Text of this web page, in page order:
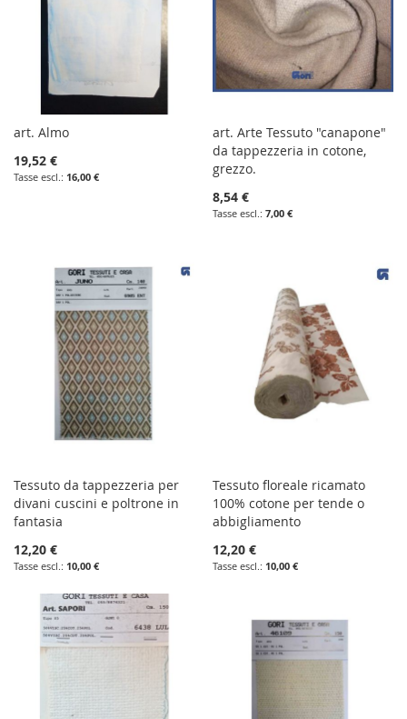
art. Almo
19,52 €
16,00 €
art. Arte Tessuto "canapone"
da tappezzeria in cotone,
grezzo.
8,54 €
7,00 €
Tessuto da tappezzeria per
divani cuscini e poltrone in
fantasia
12,20 €
10,00 €
Tessuto floreale ricamato
100% cotone per tende o
abbigliamento
12,20 €
10,00 €